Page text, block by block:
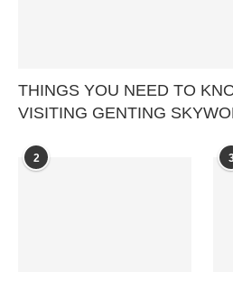
THINGS YOU NEED TO
VISITING GENTING
2